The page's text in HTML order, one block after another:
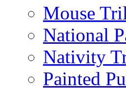
Mouse
National
Nativity
Painted